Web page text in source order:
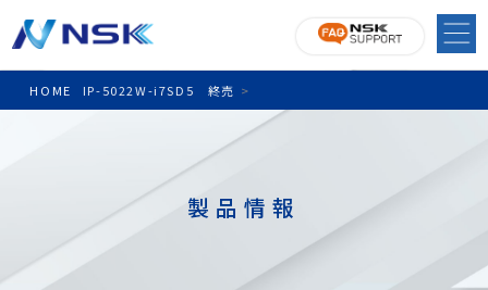
HOME >
IP-5022W-i7SD5 終売
製品情報